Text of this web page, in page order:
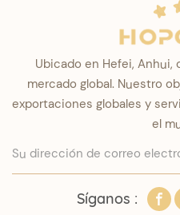
Ubicado en Hefei,
mercado global. Nuestro
exportaciones globales y
el
Síganos :